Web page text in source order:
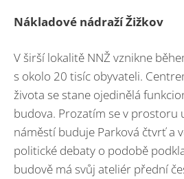
Nákladové nádraží Žižkov
V širší lokalitě NNŽ vznikne
s okolo 20 tisíc obyvateli.
života se stane ojedinělá
budova. Prozatím se v prostoru
náměstí buduje Parková čtvrť a
politické debaty o podobě
budově má svůj ateliér přední